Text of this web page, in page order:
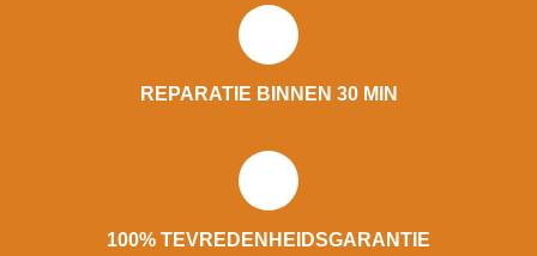
REPARATIE BINNEN 30 MIN
100% TEVREDENHEIDSGARANTIE